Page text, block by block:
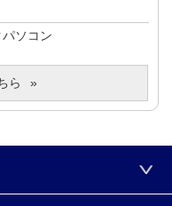
パソコン
ら